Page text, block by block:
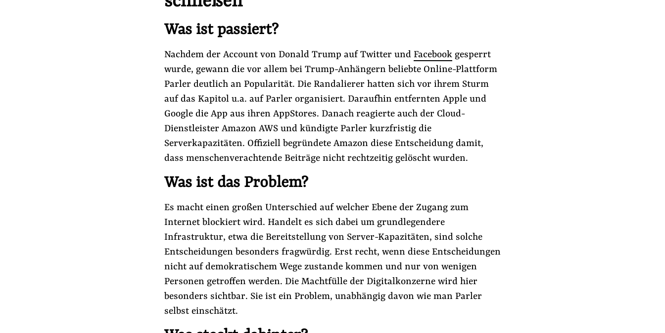
Was ist passiert?
Nachdem der Account von Donald Trump auf Twitter und Facebook gesperrt
wurde, gewann die vor allem bei Trump-Anhängern beliebte Online-Plattform
Parler deutlich an Popularität. Die Randalierer hatten sich vor ihrem Sturm
auf das Kapitol u.a. auf Parler organisiert. Daraufhin entfernten Apple und
Google die App aus ihren AppStores. Danach reagierte auch der Cloud-
Dienstleister Amazon AWS und kündigte Parler kurzfristig die
Serverkapazitäten. Offiziell begründete Amazon diese Entscheidung damit,
dass menschenverachtende Beiträge nicht rechtzeitig gelöscht wurden.
Was ist das Problem?
Es macht einen großen Unterschied auf welcher Ebene der Zugang zum
Internet blockiert wird. Handelt es sich dabei um grundlegendere
Infrastruktur, etwa die Bereitstellung von Server-Kapazitäten, sind solche
Entscheidungen besonders fragwürdig. Erst recht, wenn diese Entscheidungen
nicht auf demokratischem Wege zustande kommen und nur von wenigen
Personen getroffen werden. Die Machtfülle der Digitalkonzerne wird hier
besonders sichtbar. Sie ist ein Problem, unabhängig davon wie man Parler
selbst einschätzt.